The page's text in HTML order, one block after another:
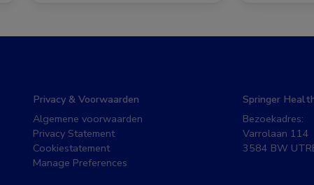
Privacy & Voorwaarden
Algemene voorwaarden
Privacy Statement
Cookiestatement
Manage Preferences
Springer
Bezoekadres:
Varrolaan 114
3584 BW